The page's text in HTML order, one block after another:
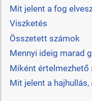
Mit jelent a fog
Viszketés
Összetett számok
Mennyi ideig marad
Miként értelmezhető
Mit jelent a